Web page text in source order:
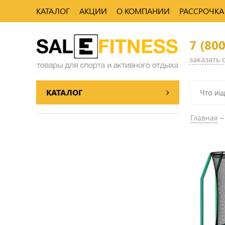
КАТАЛОГ АКЦИИ О КОМПАНИИ РАССРОЧКА
7
заказать
КАТАЛОГ
Главная